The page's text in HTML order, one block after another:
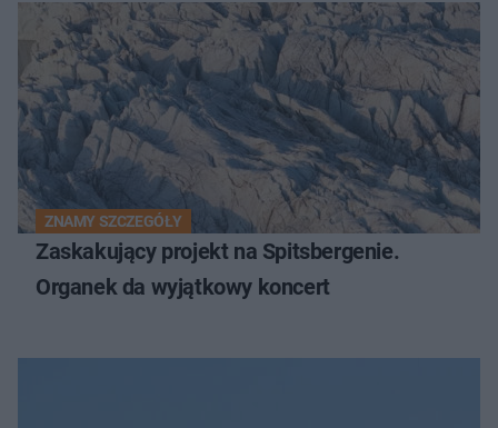
ZNAMY SZCZEGÓŁY
Zaskakujący projekt na Spitsbergenie.
Organek da wyjątkowy koncert